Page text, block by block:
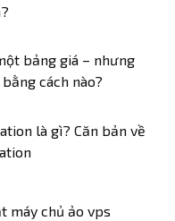
bảng giá – nhưng
cách nào?
là gì? Căn bản về
máy chủ ảo vps